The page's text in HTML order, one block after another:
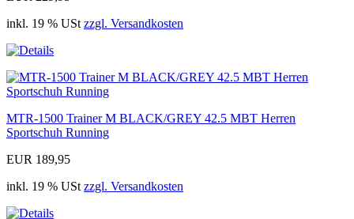
inkl. 19 % USt zzgl. Versandkosten
MTR-1500 Trainer M BLACK/GREY 42.5 MBT Herren
Sportschuh Running
EUR 189,95
inkl. 19 % USt zzgl. Versandkosten